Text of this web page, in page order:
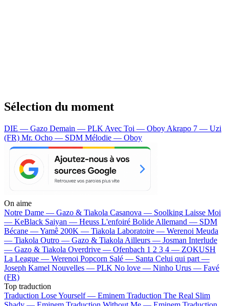
Sélection du moment
DIE — Gazo Demain — PLK Avec Toi — Oboy Akrapo 7 — Uzi
(FR) Mr. Ocho — SDM Mélodie — Oboy
On aime
Notre Dame — Gazo & Tiakola Casanova — Soolking Laisse Moi
— KeBlack Saiyan — Heuss L'enfoiré Bolide Allemand — SDM
Bécane —Yamê 200K — Tiakola Laboratoire — Werenoi Meuda
— Tiakola Outro — Gazo & Tiakola Ailleurs — Josman Interlude
— Gazo & Tiakola Overdrive — Ofenbach 1 2 3 4 — ZOKUSH
La League — Werenoi Popcorn Salé — Santa Celui qui part —
Joseph Kamel Nouvelles — PLK No love — Ninho Urus — Favé
(FR)
Top traduction
Traduction Lose Yourself — Eminem Traduction The Real Slim